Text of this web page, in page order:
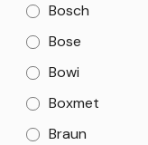
Bosch
Bose
Bowi
Boxmet
Braun